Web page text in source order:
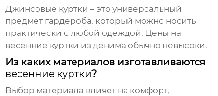
Джинсовые куртки – это универсальный
предмет гардероба, который можно носить
практически с любой одеждой. Цены на
весенние куртки из денима обычно невысоки.
Из каких материалов изготавливаются
весенние куртки?
Выбор материала влияет на комфорт,